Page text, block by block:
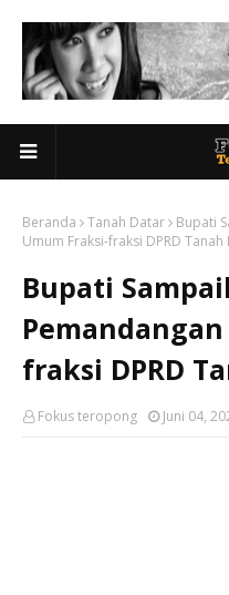
Beranda Tanah Datar
Bupati
Umum Fraksi-fraksi DPRD Tanah
Bupati
fraksi DPRD
Fokus teropong Juni 04,